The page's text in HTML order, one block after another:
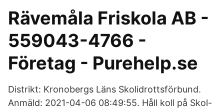
Rävemåla Friskola AB -
559043-4766 -
Företag - Purehelp.se
Distrikt: Kronobergs Läns Skolidrottsförbund.
Anmäld: 2021-04-06 08:49:55. Håll koll på Skol-